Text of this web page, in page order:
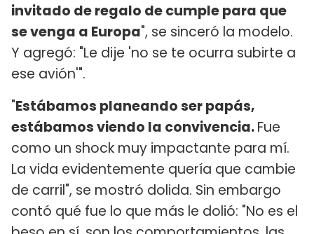
invitado de regalo de cumple para que
se venga a Europa", se sinceró la modelo.
Y agregó: "Le dije 'no se te ocurra subirte a
ese avión'".
"Estábamos planeando ser papás,
estábamos viendo la convivencia.Fue
como un shock muy impactante para mí.
La vida evidentemente quería que cambie
de carril", se mostró dolida. Sin embargo
contó qué fue lo que más le dolió: "No es el